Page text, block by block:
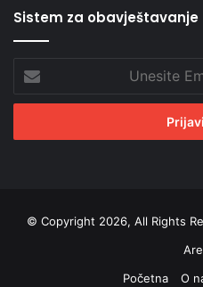
Sistem za obavještavanje
Email
adresu
© Copyright 2026, All Rights
Početna
O